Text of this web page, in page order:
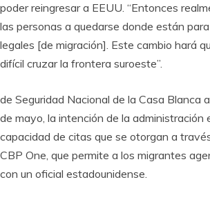
poder reingresar a EEUU. “Entonces
las personas a quedarse donde están
legales [de migración]. Este cambio hará
difícil cruzar la frontera suroeste”.
de Seguridad Nacional de la Casa Blanca
de mayo, la intención de la administración
capacidad de citas que se otorgan a
CBP One, que permite a los migrantes
con un oficial estadounidense.